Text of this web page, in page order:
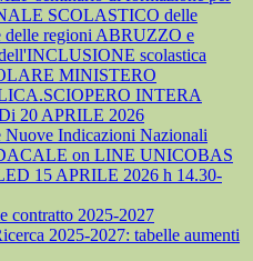
SCOLASTICO delle
delle regioni ABRUZZO e
scolastica
MINISTERO
INTERA
20 APRILE 2026
Nuove Indicazioni Nazionali
on LINE UNICOBAS
15 APRILE 2026 h 14.30-
contratto 2025-2027
2025-2027: tabelle aumenti